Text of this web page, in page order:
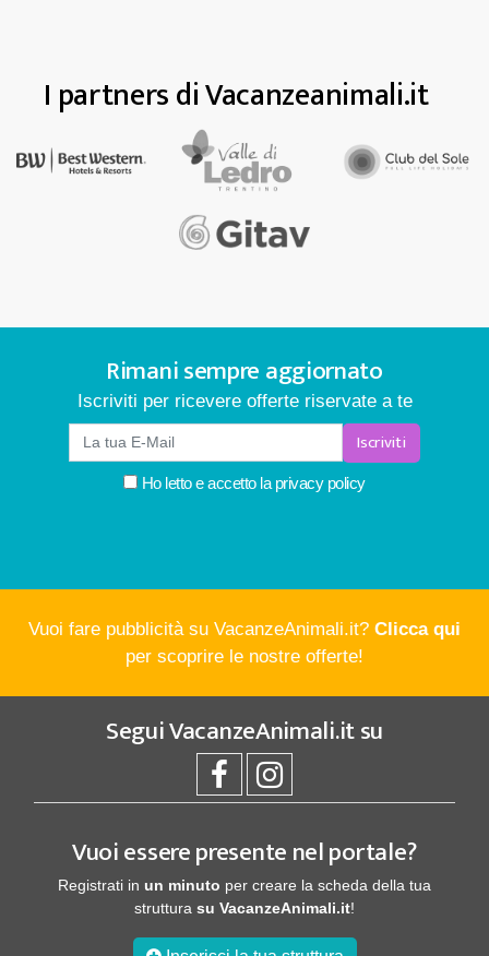
I partners di Vacanzeanimali.it
Rimani sempre aggiornato
Iscriviti per ricevere offerte riservate a te
Iscriviti
Ho letto e accetto la privacy policy
Vuoi fare pubblicità su VacanzeAnimali.it? Clicca qui
per scoprire le nostre offerte!
SeguiVacanzeAnimali.itsu
Vuoi essere presente nel portale?
Registrati in un minuto per creare la scheda della tua
struttura su VacanzeAnimali.it!